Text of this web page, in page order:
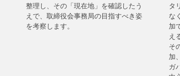
整理し、その「現在地」を確認したう
えで、取締役会事務局の目指すべき姿
を考察します。
タ
な
加
え
そ
加
ガ